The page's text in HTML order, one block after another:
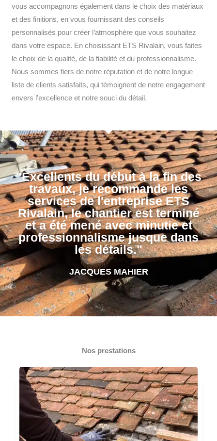
vous accompagnons également dans le choix des matériaux
et des finitions, en vous fournissant des conseils
personnalisés pour créer l’atmosphère que vous souhaitez
dans votre espace. En choisissant ETS Rivalain, vous faites
le choix de la qualité, de la fiabilité et du professionnalisme.
Nous sommes fiers de notre réputation et de notre longue
liste de clients satisfaits, qui témoignent de notre engagement
envers l’excellence et notre souci du détail.
"Excellents du début à la fin des
travaux, je recommande les
services de l'entreprise ETS
Rivalain, le chantier est terminé
et a été mené avec minutie et
professionnalisme jusque dans
les détails."
JACQUES MAHIER
Nos prestations